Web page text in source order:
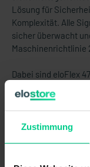
Zustimmung
Lösung für
Komplexität. Alle
sicher überwacht
Maschinenrichtlinie
Dabei sind eloFlex